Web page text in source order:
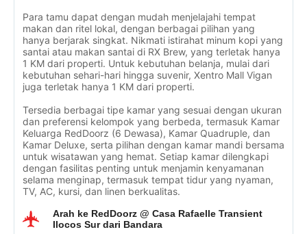
Para tamu dapat dengan mudah menjelajahi tempat
makan dan ritel lokal, dengan berbagai pilihan yang
hanya berjarak singkat. Nikmati istirahat minum kopi yang
santai atau makan santai di RX Brew, yang terletak hanya
1 KM dari properti. Untuk kebutuhan belanja, mulai dari
kebutuhan sehari-hari hingga suvenir, Xentro Mall Vigan
juga terletak hanya 1 KM dari properti.
Tersedia berbagai tipe kamar yang sesuai dengan ukuran
dan preferensi kelompok yang berbeda, termasuk Kamar
Keluarga RedDoorz (6 Dewasa), Kamar Quadruple, dan
Kamar Deluxe, serta pilihan dengan kamar mandi bersama
untuk wisatawan yang hemat. Setiap kamar dilengkapi
dengan fasilitas penting untuk menjamin kenyamanan
selama menginap, termasuk tempat tidur yang nyaman,
TV, AC, kursi, dan linen berkualitas.
Arah ke RedDoorz @ Casa Rafaelle Transient
Ilocos Sur dari Bandara